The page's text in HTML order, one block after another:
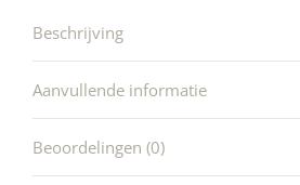
Beschrijving
Aanvullende informatie
Beoordelingen (0)